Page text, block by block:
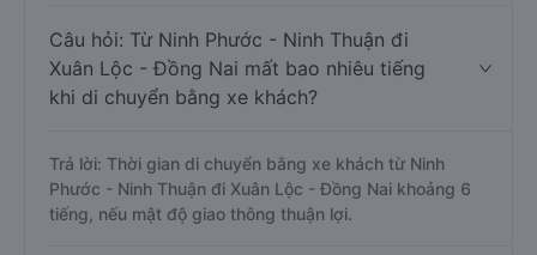
Câu hỏi: Từ Ninh Phước - Ninh Thuận đi
Xuân Lộc - Đồng Nai mất bao nhiêu tiếng
khi di chuyển bằng xe khách?
Trả lời: Thời gian di chuyển bằng xe khách từ Ninh
Phước - Ninh Thuận đi Xuân Lộc - Đồng Nai khoảng 6
tiếng, nếu mật độ giao thông thuận lợi.